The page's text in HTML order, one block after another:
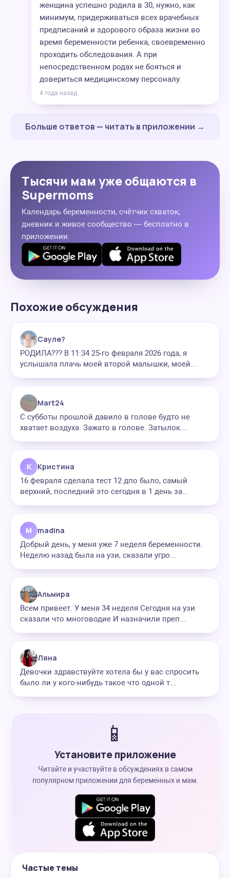
женщина успешно родила в 30, нужно, как
минимум, придерживаться всех врачебных
предписаний и здорового образа жизни во
время беременности ребенка, своевременно
проходить обследования. А при
непосредственном родах не бояться и
довериться медицинскому персоналу.
4 года назад
Больше ответов — читать в приложении →
Тысячи мам уже общаются в
Supermoms
Календарь беременности, счётчик схваток,
дневник и живое сообщество — бесплатно в
приложении.
Похожие обсуждения
Сауле?
РОДИЛА??? В 11:34 25-го февраля 2026 года, я
услышала плачь моей второй малышки, моей...
Mart24
С субботы прошлой давило в голове будто не
хватает воздуха. Зажато в голове. Затылок....
К Кристина
16 февраля сделала тест 12 дпо было, самый
верхний, последний это сегодня в 1 день за...
M madina
Добрый день, у меня уже 7 неделя беременности.
Неделю назад была на узи, сказали угро...
Альмира
Всем привеет. У меня 34 неделя Сегодня на узи
сказали что многоводие И назначили преп...
Ляна
Девочки здравствуйте хотела бы у вас спросить
было ли у кого-нибудь такое что одной т...
📱
Установите приложение
Читайте и участвуйте в обсуждениях в самом
популярном приложении для беременных и мам.
Частые темы